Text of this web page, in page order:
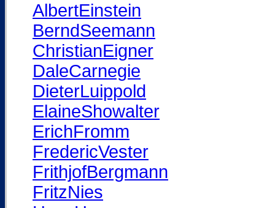
AlbertEinstein
BerndSeemann
ChristianEigner
DaleCarnegie
DieterLuippold
ElaineShowalter
ErichFromm
FredericVester
FrithjofBergmann
FritzNies